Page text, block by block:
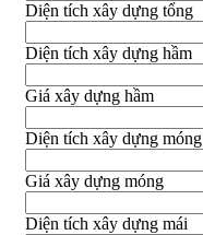
Diện tích xây dựng tổng
Diện tích xây dựng hầm
Giá xây dựng hầm
Diện tích xây dựng móng
Giá xây dựng móng
Diện tích xây dựng mái